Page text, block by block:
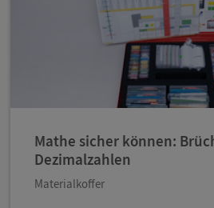
Mathe sicher können:
Dezimalzahlen
Materialkoffer